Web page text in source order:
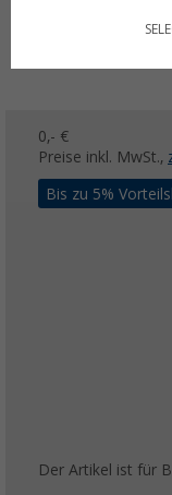
0,- €
Preise inkl. MwSt.,
Bis zu 5%
Der Artikel ist für